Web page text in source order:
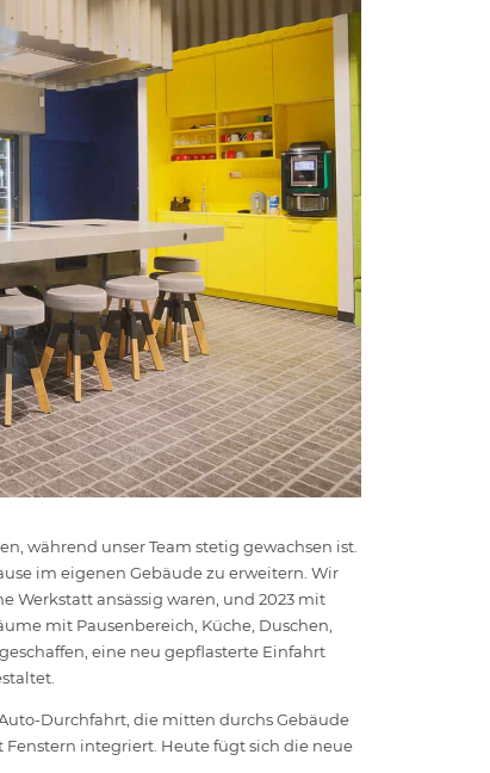
während unser Team stetig gewachsen ist.
im eigenen Gebäude zu erweitern. Wir
Werkstatt ansässig waren, und 2023 mit
mit Pausenbereich, Küche, Duschen,
eine neu gepflasterte Einfahrt
Durchfahrt, die mitten durchs Gebäude
Fenstern integriert. Heute fügt sich die neue